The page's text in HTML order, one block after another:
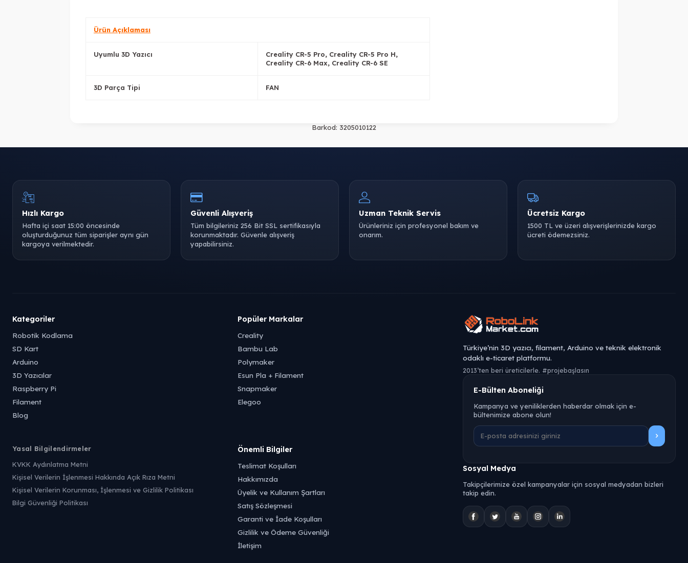
Ürün Açıklaması
Uyumlu 3D Yazıcı
Creality CR-5 Pro, Creality CR-5 Pro H,
Creality CR-6 Max, Creality CR-6 SE
3D Parça Tipi FAN
Barkod: 3205010122
Hızlı Kargo
Hafta içi saat 15:00 öncesinde
oluşturduğunuz tüm siparişler aynı gün
kargoya verilmektedir.
Güvenli Alışveriş
Tüm bilgileriniz 256 Bit SSL sertifikasıyla
korunmaktadır. Güvenle alışveriş
yapabilirsiniz.
Uzman Teknik Servis
Ürünleriniz için profesyonel bakım ve
onarım.
Ücretsiz Kargo
1500 TL ve üzeri alışverişlerinizde kargo
ücreti ödemezsiniz.
Kategoriler
Robotik Kodlama
SD Kart
Arduino
3D Yazıcılar
Raspberry Pi
Filament
Blog
Popüler Markalar
Creality
Bambu Lab
Polymaker
Esun Pla + Filament
Snapmaker
Elegoo
Yasal Bilgilendirmeler
KVKK Aydınlatma Metni
Kişisel Verilerin İşlenmesi Hakkında Açık Rıza Metni
Kişisel Verilerin Korunması, İşlenmesi ve Gizlilik Politikası
Bilgi Güvenliği Politikası
Önemli Bilgiler
Teslimat Koşulları
Hakkımızda
Üyelik ve Kullanım Şartları
Satış Sözleşmesi
Garanti ve İade Koşulları
Gizlilik ve Ödeme Güvenliği
İletişim
Türkiye’nin 3D yazıcı, filament, Arduino ve teknik elektronik
odaklı e-ticaret platformu.
2013’ten beri üreticilerle. #projebaşlasın
E-Bülten Aboneliği
Kampanya ve yeniliklerden haberdar olmak için e-
bültenimize abone olun!
Sosyal Medya
Takipçilerimize özel kampanyalar için sosyal medyadan bizleri
takip edin.